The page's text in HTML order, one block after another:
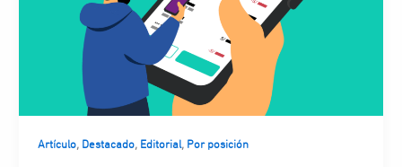
Artículo, Destacado, Editorial, Por posición